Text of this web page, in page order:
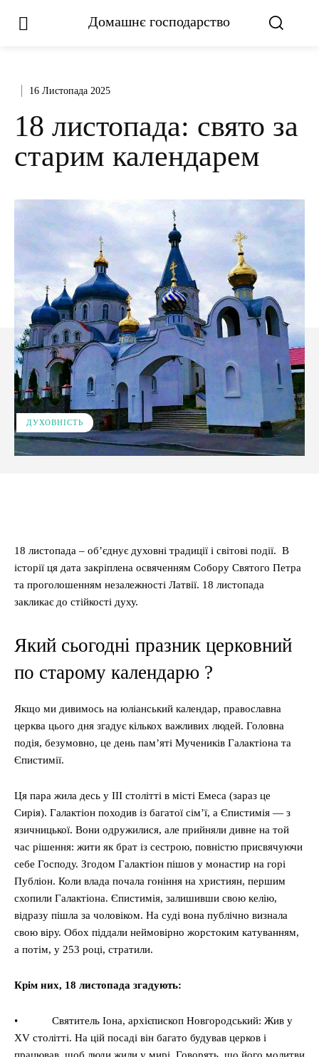
Домашнє господарство
16 Листопада 2025
18 листопада: свято за
старим календарем
ДУХОВНІСТЬ
18 листопада – об’єднує духовні традиції і світові події. В
історії ця дата закріплена освяченням Собору Святого Петра
та проголошенням незалежності Латвії. 18 листопада
закликає до стійкості духу.
Який сьогодні празник церковний
по старому календарю ?
Якщо ми дивимось на юліанський календар, православна
церква цього дня згадує кількох важливих людей. Головна
подія, безумовно, це день пам’яті Мучеників Галактіона та
Єпистимії.
Ця пара жила десь у III столітті в місті Емеса (зараз це
Сирія). Галактіон походив із багатої сім’ї, а Єпистимія — з
язичницької. Вони одружилися, але прийняли дивне на той
час рішення: жити як брат із сестрою, повністю присвячуючи
себе Господу. Згодом Галактіон пішов у монастир на горі
Публіон. Коли влада почала гоніння на християн, першим
схопили Галактіона. Єпистимія, залишивши свою келію,
відразу пішла за чоловіком. На суді вона публічно визнала
свою віру. Обох піддали неймовірно жорстоким катуванням,
а потім, у 253 році, стратили.
Крім них, 18 листопада згадують:
• Святитель Іона, архієпископ Новгородський: Жив у
XV столітті. На цій посаді він багато будував церков і